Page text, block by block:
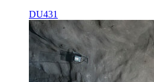
DU431